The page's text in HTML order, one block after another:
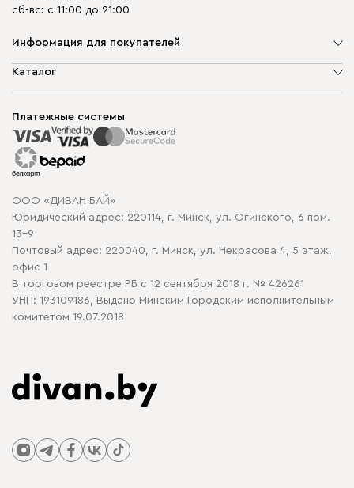
сб-вс: с 11:00 до 21:00
Информация для покупателей
О компании
Способы оплаты
Рассрочка и кредит
Гарантия
Карта сайта
Политика конфиденциальности
Политика в отношении обработки cookie
Каталог
Корпусная мебель
Распродажа мебели
Платежные системы
ООО «ДИВАН БАЙ»
Юридический адрес: 220114, г. Минск, ул. Огинского, 6 пом.
13-9
Почтовый адрес: 220040, г. Минск, ул. Некрасова 4, 5 этаж,
офис 1
В торговом реестре РБ с 12 сентября 2018 г. № 426261
УНП: 193109186, Выдано Минским Городским исполнительным
комитетом 19.07.2018